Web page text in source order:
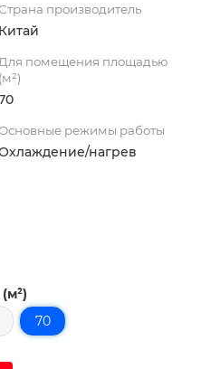
производитель
Китай
Для помещения площадью
(м²)
режимы работы
нагрев
70